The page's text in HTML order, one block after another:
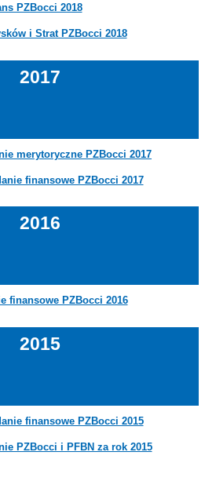
PZBocci 2018
i Strat PZBocci 2018
2017
merytoryczne PZBocci 2017
finansowe PZBocci 2017
finansowe PZBocci 2016
2016
2015
finansowe PZBocci 2015
PZBocci i PFBN za rok 2015